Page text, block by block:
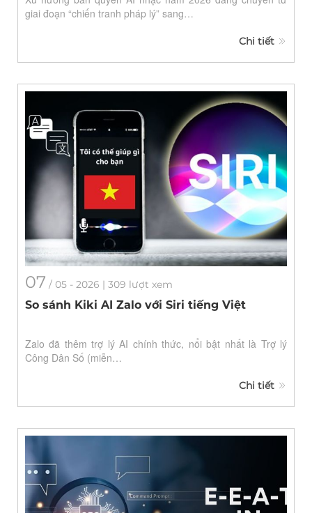
giai đoạn “chiến tranh pháp lý” sang…
Chi tiết
07 / 05 - 2026 | 309 lượt xem
So sánh Kiki AI Zalo với Siri tiếng Việt
Zalo đã thêm trợ lý AI chính thức, nổi bật nhất là Trợ lý
Công Dân Số (miễn…
Chi tiết